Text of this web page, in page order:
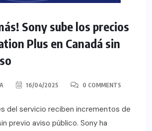
Sony sube los precios
Plus en Canadá sin
16/04/2025 0 COMMENTS
del servicio reciben incrementos de
previo aviso público. Sony ha